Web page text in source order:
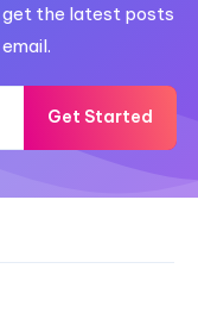
get the latest posts
Get Started